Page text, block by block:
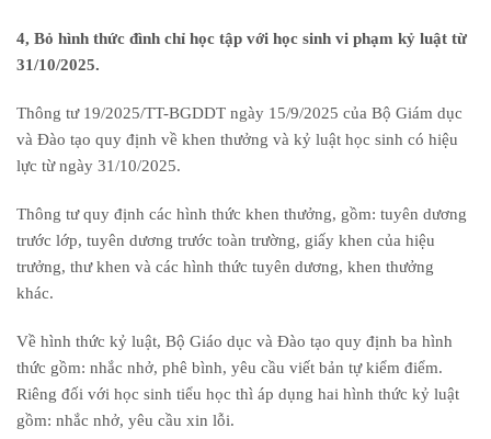
4, Bỏ hình thức đình chỉ học tập với học sinh vi phạm kỷ luật từ
31/10/2025.
Thông tư 19/2025/TT-BGDDT ngày 15/9/2025 của Bộ Giám dục
và Đào tạo quy định về khen thưởng và kỷ luật học sinh có hiệu
lực từ ngày 31/10/2025.
Thông tư quy định các hình thức khen thưởng, gồm: tuyên dương
trước lớp, tuyên dương trước toàn trường, giấy khen của hiệu
trưởng, thư khen và các hình thức tuyên dương, khen thưởng
khác.
Về hình thức kỷ luật, Bộ Giáo dục và Đào tạo quy định ba hình
thức gồm: nhắc nhở, phê bình, yêu cầu viết bản tự kiểm điểm.
Riêng đối với học sinh tiểu học thì áp dụng hai hình thức kỷ luật
gồm: nhắc nhở, yêu cầu xin lỗi.